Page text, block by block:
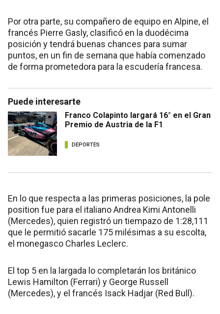
Por otra parte, su compañero de equipo en Alpine, el
francés Pierre Gasly, clasificó en la duodécima
posición y tendrá buenas chances para sumar
puntos, en un fin de semana que había comenzado
de forma prometedora para la escudería francesa.
Puede interesarte
Franco Colapinto largará 16° en el Gran
Premio de Austria de la F1
DEPORTES
En lo que respecta a las primeras posiciones, la pole
position fue para el italiano Andrea Kimi Antonelli
(Mercedes), quien registró un tiempazo de 1:28,111
que le permitió sacarle 175 milésimas a su escolta,
el monegasco Charles Leclerc.
El top 5 en la largada lo completarán los británico
Lewis Hamilton (Ferrari) y George Russell
(Mercedes), y el francés Isack Hadjar (Red Bull).